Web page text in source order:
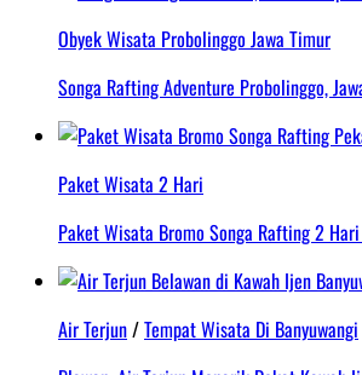
Obyek Wisata Probolinggo Jawa Timur
Songa Rafting Adventure Probolinggo,
Paket Wisata 2 Hari
Paket Wisata Bromo Songa Rafting 2
Air Terjun/Tempat Wisata Di Banyuwangi